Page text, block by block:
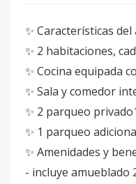
✨ Características
✨ 2 habitaciones,
✨ Cocina equipada
✨ Sala y comedor
✨ 2 parqueo
✨ 1 parqueo
✨ Amenidades y
- incluye amueblado